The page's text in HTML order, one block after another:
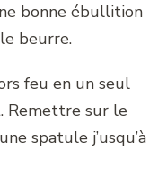
bonne ébullition
beurre.
feu en un seul
Remettre sur le
spatule j’usqu’à